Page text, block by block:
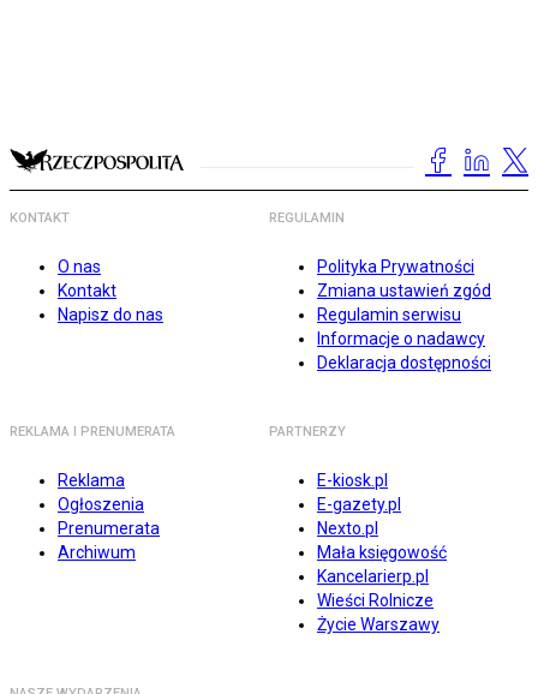
KONTAKT
O nas
Kontakt
Napisz do nas
REGULAMIN
Polityka Prywatności
Zmiana ustawień zgód
Regulamin serwisu
Informacje o nadawcy
Deklaracja dostępności
REKLAMA I PRENUMERATA
Reklama
Ogłoszenia
Prenumerata
Archiwum
PARTNERZY
E-kiosk.pl
E-gazety.pl
Nexto.pl
Mała księgowość
Kancelarierp.pl
Wieści Rolnicze
Życie Warszawy